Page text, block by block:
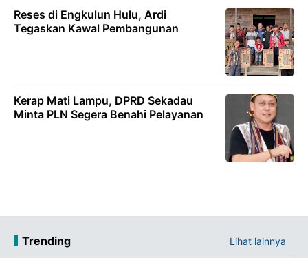
Reses di Engkulun Hulu, Ardi
Tegaskan Kawal Pembangunan
Kerap Mati Lampu, DPRD Sekadau
Minta PLN Segera Benahi Pelayanan
Trending Lihat lainnya